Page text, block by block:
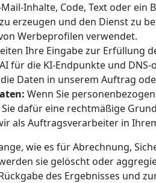
Inhalte, Code, Text oder
erzeugen und den Dienst zu
Werbeprofilen verwendet.
Ihre Eingabe zur
für die KI-Endpunkte und
Daten in unserem Auftrag
Wenn Sie
dafür eine rechtmäßige
als Auftragsverarbeiter in
wie es für Abrechnung,
sie gelöscht oder
des Ergebnisses und